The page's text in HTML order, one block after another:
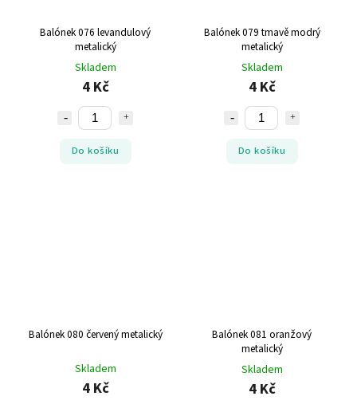
Balónek 076 levandulový
metalický
Skladem
4 Kč
Do košíku
Balónek 079 tmavě modrý
metalický
Skladem
4 Kč
Do košíku
Balónek 080 červený metalický
Skladem
4 Kč
Balónek 081 oranžový
metalický
Skladem
4 Kč